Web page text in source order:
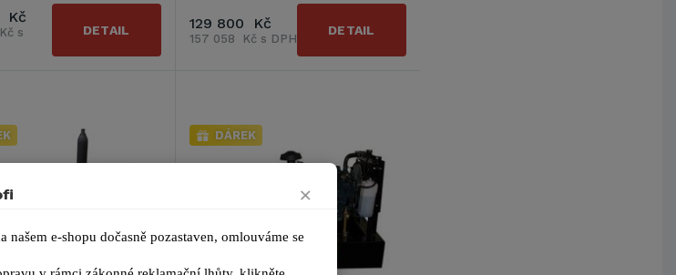
Kč
s
DETAIL 129 800 Kč
157 058 Kč s DPH
DETAIL
DÁREK
×
e-shopu dočasně pozastaven, omlouváme se